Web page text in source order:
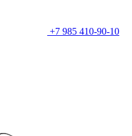
+7 985 410-90-10